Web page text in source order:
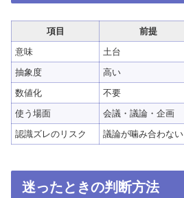
項目 前提
意味
土台
抽象度
高い
数値化
不要
使う場面
会議・議論・企画
認識ズレのリスク
議論が噛み合わない
迷ったときの判断方法